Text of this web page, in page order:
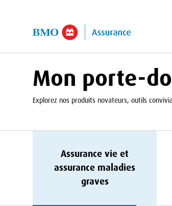
Mon porte-
Explorez nos produits novateurs, outils
Assurance vie et
assurance maladies
graves